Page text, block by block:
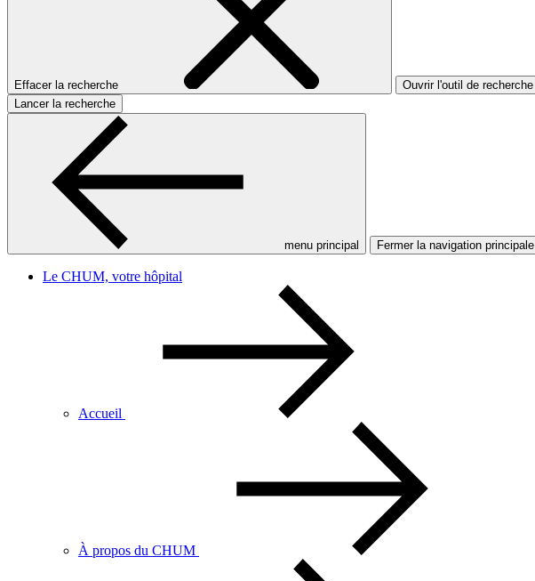
Effacer la recherche
Ouvrir l'outil de recherche
Lancer la recherche
menu principal Fermer la navigation principale
Le CHUM, votre hôpital
Accueil
À propos du CHUM